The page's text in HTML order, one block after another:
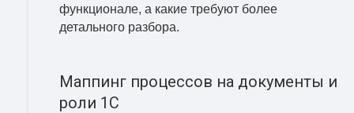
функционале, а какие требуют более
детального разбора.
Маппинг процессов на документы и
роли 1С